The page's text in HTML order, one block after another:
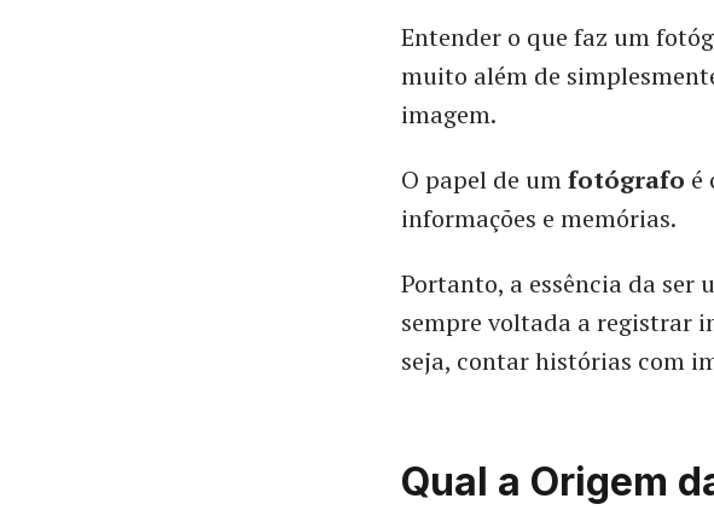
Entender o que faz um
muito além de
imagem.
O papel de umfotógrafo é
informações e memórias.
Portanto, a essência da ser
sempre voltada a registrar
seja, contar histórias com
Qual a Origem